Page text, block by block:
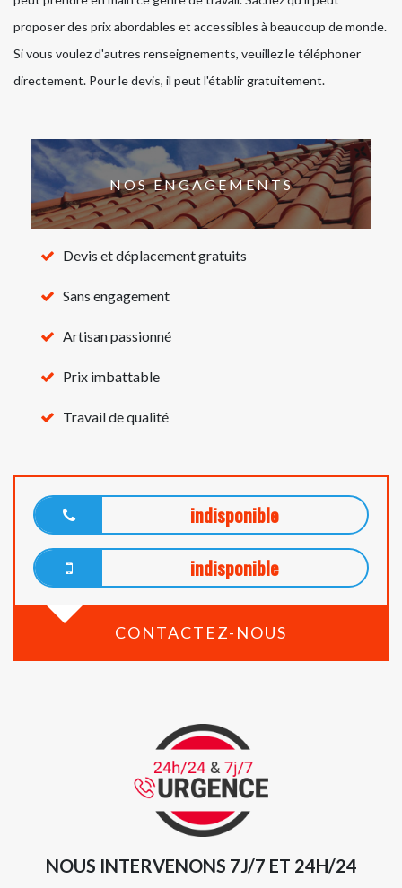
proposer des prix abordables et accessibles à beaucoup de monde.
Si vous voulez d'autres renseignements, veuillez le téléphoner
directement. Pour le devis, il peut l'établir gratuitement.
NOS ENGAGEMENTS
Devis et déplacement gratuits
Sans engagement
Artisan passionné
Prix imbattable
Travail de qualité
indisponible
indisponible
CONTACTEZ-NOUS
NOUS INTERVENONS 7J/7 ET 24H/24